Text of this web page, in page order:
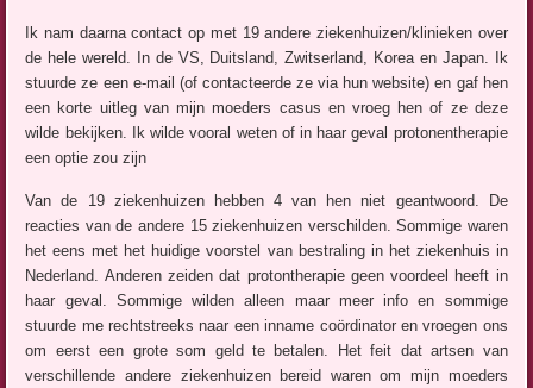
Ik nam daarna contact op met 19 andere ziekenhuizen/klinieken over
de hele wereld. In de VS, Duitsland, Zwitserland, Korea en Japan. Ik
stuurde ze een e-mail (of contacteerde ze via hun website) en gaf hen
een korte uitleg van mijn moeders casus en vroeg hen of ze deze
wilde bekijken. Ik wilde vooral weten of in haar geval protonentherapie
een optie zou zijn
Van de 19 ziekenhuizen hebben 4 van hen niet geantwoord. De
reacties van de andere 15 ziekenhuizen verschilden. Sommige waren
het eens met het huidige voorstel van bestraling in het ziekenhuis in
Nederland. Anderen zeiden dat protontherapie geen voordeel heeft in
haar geval. Sommige wilden alleen maar meer info en sommige
stuurde me rechtstreeks naar een inname coördinator en vroegen ons
om eerst een grote som geld te betalen. Het feit dat artsen van
verschillende andere ziekenhuizen bereid waren om mijn moeders